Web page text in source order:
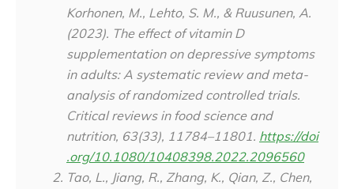
Korhonen, M., Lehto, S. M., & Ruusunen, A.
(2023). The effect of vitamin D
supplementation on depressive symptoms
in adults: A systematic review and meta-
analysis of randomized controlled trials.
Critical reviews in food science and
nutrition, 63(33), 11784–11801. https://doi
.org/10.1080/10408398.2022.2096560
Tao, L., Jiang, R., Zhang, K., Qian, Z., Chen,